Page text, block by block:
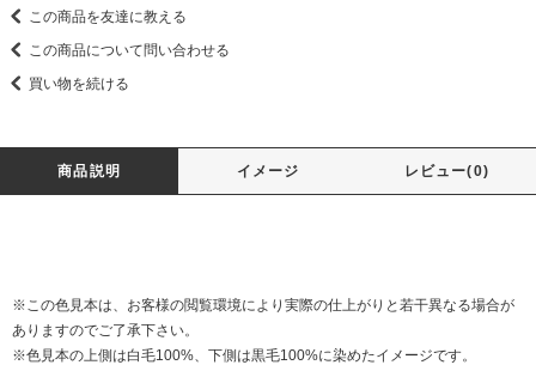
この商品を友達に教える
この商品について問い合わせる
買い物を続ける
商品説明 イメージ レビュー(0)
※この色見本は、お客様の閲覧環境により実際の仕上がりと若干異なる場合が
ありますのでご了承下さい。
※色見本の上側は白毛100%、下側は黒毛100%に染めたイメージです。